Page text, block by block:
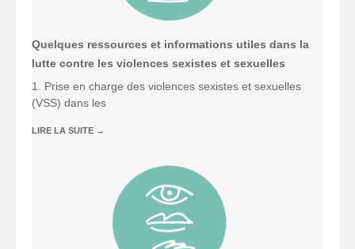
Quelques ressources et informations utiles dans la
lutte contre les violences sexistes et sexuelles
1. Prise en charge des violences sexistes et sexuelles
(VSS) dans les
LIRE LA SUITE →